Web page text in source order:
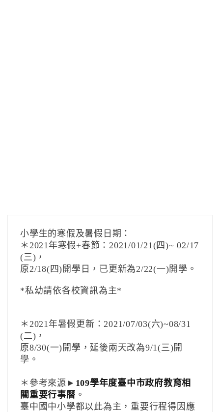
小學生的寒假及暑假日期：
＊2021年寒假+春節：2021/01/21(四)~ 02/17
(三)，
原2/18(四)開學日，已更新為2/22(一)開學。
*私幼請依各校資訊為主*
＊2021年暑假更新：2021/07/03(六)~08/31
(二)，
原8/30(一)開學，延後兩天改為9/1(三)開
學。
＊參考來源► 109學年度臺中市政府教育相
關重要行事曆 。
臺中國中小學都以此為主，重要行程得因應